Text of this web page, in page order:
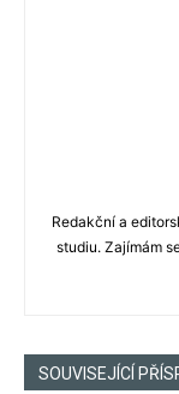
Redakční a
studiu. Zajímám
SOUVISEJÍCÍ